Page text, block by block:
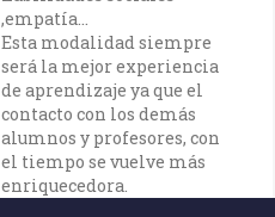
,empatía...
Esta modalidad siempre
será la mejor experiencia
de aprendizaje ya que el
contacto con los demás
alumnos y profesores, con
el tiempo se vuelve más
enriquecedora.